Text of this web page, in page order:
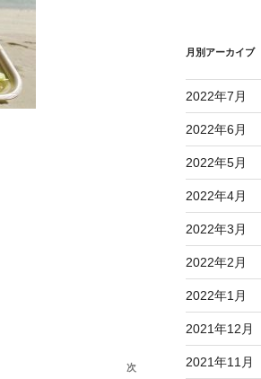
次
次
月別アーカイブ
2022年7月
2022年6月
2022年5月
2022年4月
2022年3月
2022年2月
2022年1月
2021年12月
2021年11月